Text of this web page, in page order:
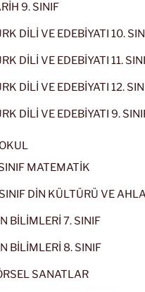
9. SINIF
DİLİ VE EDEBİYATI 10.
DİLİ VE EDEBİYATI 11.
DİLİ VE EDEBİYATI 12.
DİLİ VE EDEBİYATI 9.
MATEMATİK
DİN KÜLTÜRÜ VE
BİLİMLERİ 7. SINIF
BİLİMLERİ 8. SINIF
SANATLAR